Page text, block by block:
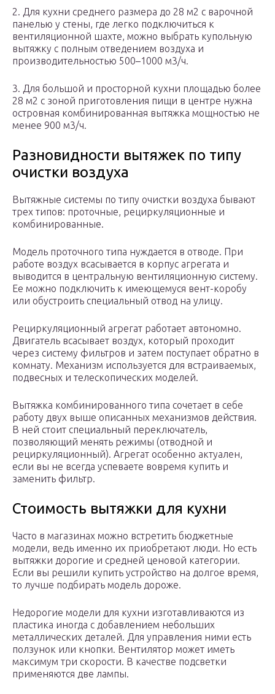
2. Для кухни среднего размера до 28 м2 с варочной
панелью у стены, где легко подключиться к
вентиляционной шахте, можно выбрать купольную
вытяжку с полным отведением воздуха и
производительностью 500–1000 м3/ч.
3. Для большой и просторной кухни площадью более
28 м2 с зоной приготовления пищи в центре нужна
островная комбинированная вытяжка мощностью не
менее 900 м3/ч.
Разновидности вытяжек по типу
очистки воздуха
Вытяжные системы по типу очистки воздуха бывают
трех типов: проточные, рециркуляционные и
комбинированные.
Модель проточного типа нуждается в отводе. При
работе воздух всасывается в корпус агрегата и
выводится в центральную вентиляционную систему.
Ее можно подключить к имеющемуся вент-коробу
или обустроить специальный отвод на улицу.
Рециркуляционный агрегат работает автономно.
Двигатель всасывает воздух, который проходит
через систему фильтров и затем поступает обратно в
комнату. Механизм используется для встраиваемых,
подвесных и телескопических моделей.
Вытяжка комбинированного типа сочетает в себе
работу двух выше описанных механизмов действия.
В ней стоит специальный переключатель,
позволяющий менять режимы (отводной и
рециркуляционный). Агрегат особенно актуален,
если вы не всегда успеваете вовремя купить и
заменить фильтр.
Стоимость вытяжки для кухни
Часто в магазинах можно встретить бюджетные
модели, ведь именно их приобретают люди. Но есть
вытяжки дорогие и средней ценовой категории.
Если вы решили купить устройство на долгое время,
то лучше подбирать модель дороже.
Недорогие модели для кухни изготавливаются из
пластика иногда с добавлением небольших
металлических деталей. Для управления ними есть
ползунок или кнопки. Вентилятор может иметь
максимум три скорости. В качестве подсветки
применяются две лампы.